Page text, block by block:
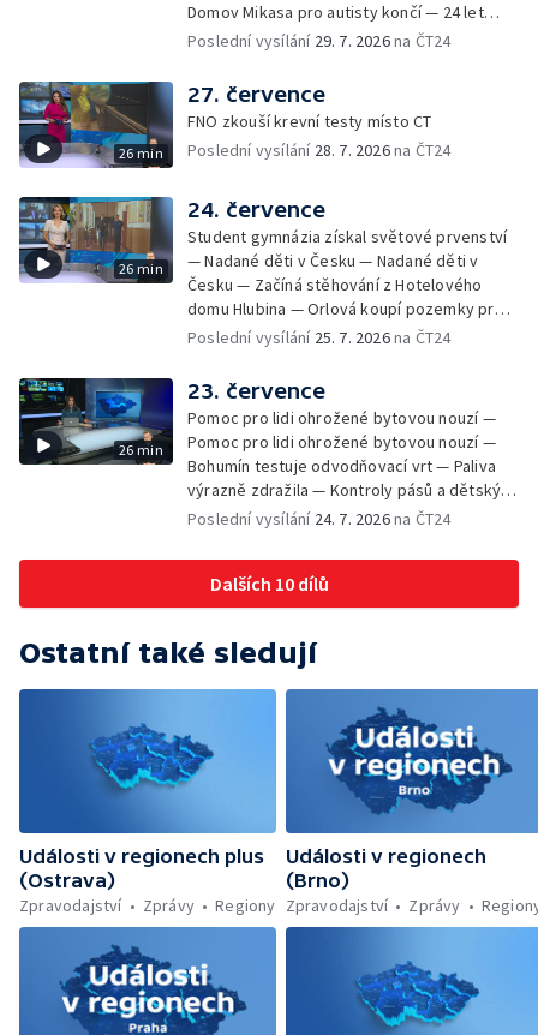
Domov Mikasa pro autisty končí — 24 let
vězení za zapálení ženy — Kybernetický
Gorol se chystá na festival — Nová
cyklostezka až na Slovensko — AI pomáhá
při endoskopii — Výběr ze sociálních sítí ČT
— Zemřela baletka Vlasta Pavelcová —
Jičíně
Poslední vysílání 29. 7. 2026na ČT24
26 min
27. července
FNO zkouší krevní testy místo CT
Poslední vysílání 28. 7. 2026na ČT24
26 min
24. července
Student gymnázia získal světové prvenství
— Nadané děti v Česku — Nadané děti v
Česku — Začíná stěhování z Hotelového
domu Hlubina — Orlová koupí pozemky pro
rodinné domy — Tatra Trucks na čínském
karase obecného — Obnova zeleně v
Komenského sadech — Přehled sociálních
sítí ČT — Dobrovolný vojenský výcvik
studentů na Libavé — Výměna luxfer ve
dvoraně Bredy
Poslední vysílání 25. 7. 2026na ČT24
26 min
23. července
Pomoc pro lidi ohrožené bytovou nouzí —
Pomoc pro lidi ohrožené bytovou nouzí —
Bohumín testuje odvodňovací vrt — Paliva
výrazně zdražila — Kontroly pásů a dětských
sedaček — Výběr ze sociálních sítí ČT —
festival Štěrkovna Open Music 2026
Poslední vysílání 24. 7. 2026na ČT24
Dalších 10 dílů
Ostatní také sledují
Události v regionech plus
(Ostrava)
Zpravodajství
Zprávy Regiony
Události v regionech
(Brno)
Zpravodajství
Zprávy